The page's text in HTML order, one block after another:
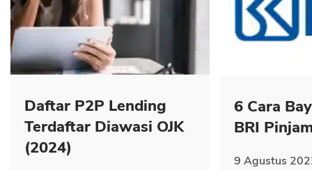
Daftar P2P Lending
Terdaftar Diawasi OJK
(2024)
6 Cara
BRI
9 Agustus